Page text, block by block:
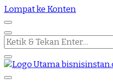
Lompat ke Konten
Mencari
Sesuatu?